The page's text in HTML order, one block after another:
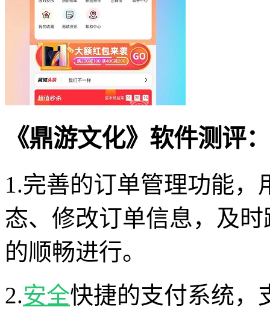
《鼎游文化》软件测评：
1.完善的订单管理功能
态、修改订单信息，及时
的顺畅进行。
2.安全快捷的支付系统，